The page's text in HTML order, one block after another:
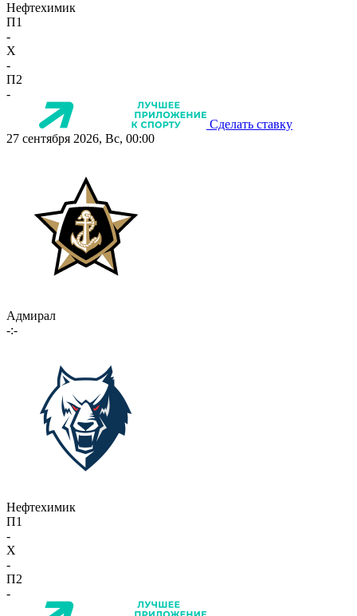
Нефтехимик
П1
-
X
-
П2
-
Сделать ставку
27 сентября 2026, Вс, 00:00
Адмирал
-:-
Нефтехимик
П1
-
X
-
П2
-